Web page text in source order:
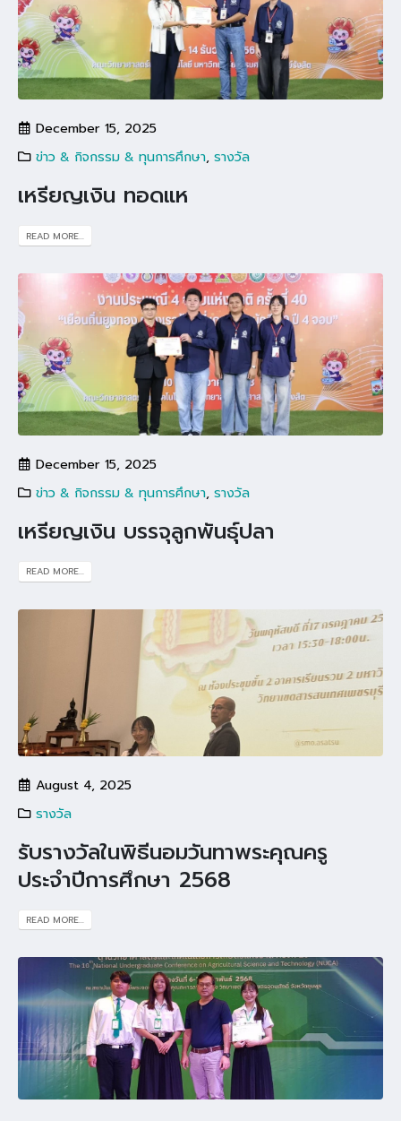
December 15, 2025
ข่าว & กิจกรรม & ทุนการศึกษา,รางวัล
เหรียญเงิน ทอดแห
READ MORE...
December 15, 2025
ข่าว & กิจกรรม & ทุนการศึกษา,รางวัล
เหรียญเงิน บรรจุลูกพันธุ์ปลา
READ MORE...
August 4, 2025
รางวัล
รับรางวัลในพิธีนอมวันทาพระคุณครู
ประจำปีการศึกษา 2568
READ MORE...